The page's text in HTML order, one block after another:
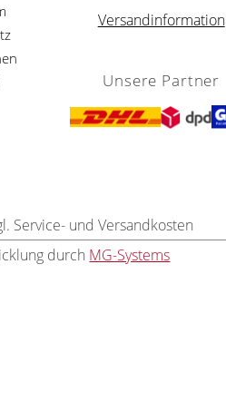
Versandinformation
Unsere Partner
Service- und Versandkosten
durch MG-Systems